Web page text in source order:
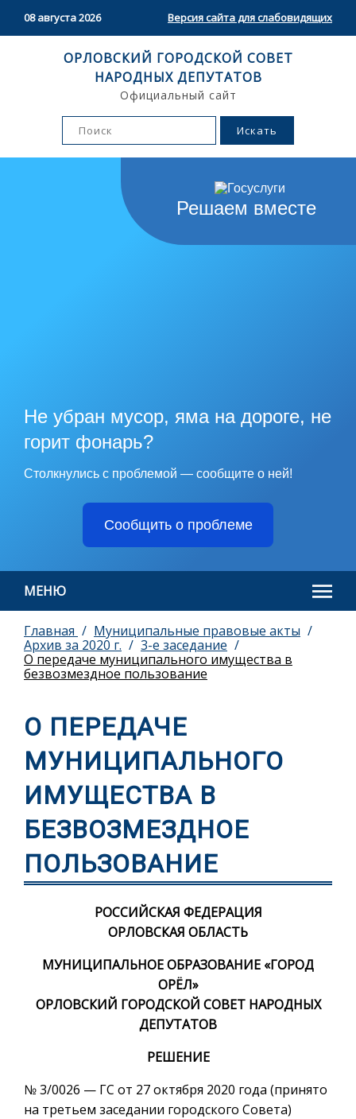
08 августа 2026 Версия сайта для слабовидящих
ОРЛОВСКИЙ ГОРОДСКОЙ СОВЕТ
НАРОДНЫХ ДЕПУТАТОВ
Официальный сайт
Решаем вместе
Не убран мусор, яма на дороге, не
горит фонарь?
Столкнулись с проблемой — сообщите о ней!
Сообщить о проблеме
МЕНЮ
Главная
Муниципальные правовые акты
Архив за 2020 г.
3-е заседание
О передаче муниципального имущества в
безвозмездное пользование
О ПЕРЕДАЧЕ
МУНИЦИПАЛЬНОГО
ИМУЩЕСТВА В
БЕЗВОЗМЕЗДНОЕ
ПОЛЬЗОВАНИЕ
РОССИЙСКАЯ ФЕДЕРАЦИЯ
ОРЛОВСКАЯ ОБЛАСТЬ
МУНИЦИПАЛЬНОЕ ОБРАЗОВАНИЕ «ГОРОД
ОРЁЛ»
ОРЛОВСКИЙ ГОРОДСКОЙ СОВЕТ НАРОДНЫХ
ДЕПУТАТОВ
РЕШЕНИЕ
№ 3/0026 — ГС от 27 октября 2020 года (принято
на третьем заседании городского Совета)